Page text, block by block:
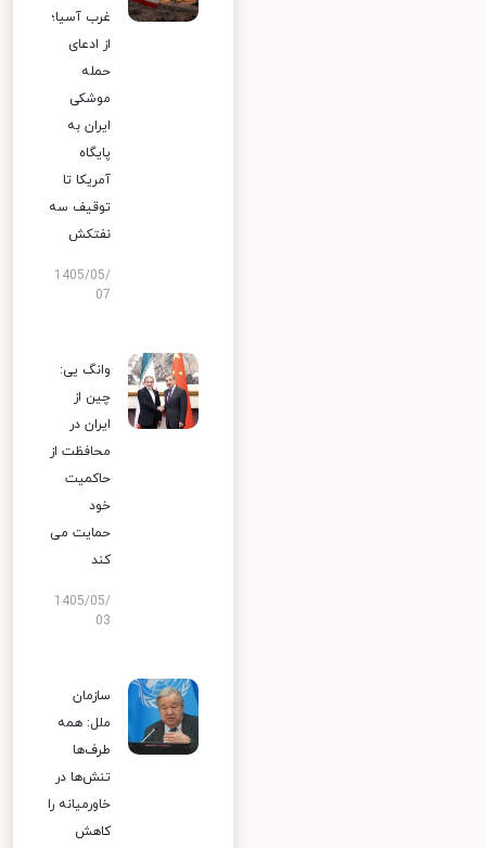
غرب آسیا؛
از ادعای
حمله
موشکی
ایران به
پایگاه
آمریکا تا
توقیف سه
نفتکش
1405/05/
07
وانگ یی:
چین از
ایران در
محافظت از
حاکمیت
خود
حمایت می
کند
1405/05/
03
سازمان
ملل: همه
طرف‌ها
تنش‌ها در
خاورمیانه را
کاهش